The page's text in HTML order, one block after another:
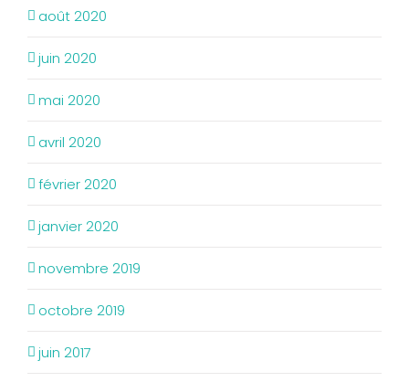
août 2020
juin 2020
mai 2020
avril 2020
février 2020
janvier 2020
novembre 2019
octobre 2019
juin 2017